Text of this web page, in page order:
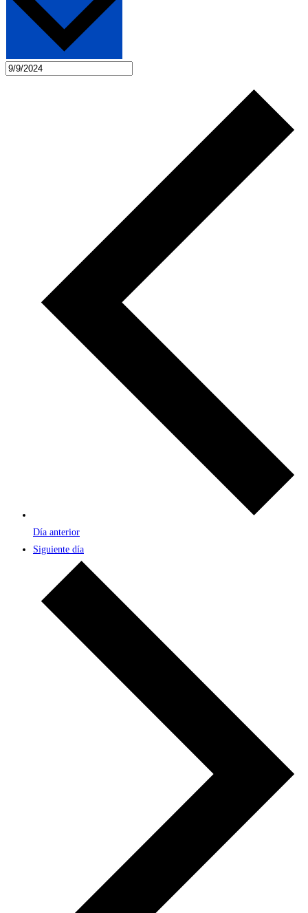
Día anterior
Siguiente día